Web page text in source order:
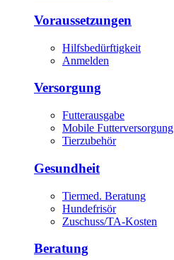
Voraussetzungen
Hilfsbedürftigkeit
Anmelden
Versorgung
Futterausgabe
Mobile Futterversorgung
Tierzubehör
Gesundheit
Tiermed. Beratung
Hundefrisör
Zuschuss/TA-Kosten
Beratung